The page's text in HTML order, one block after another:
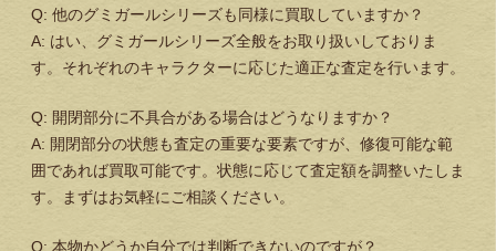
Q: 他のグミガールシリーズも同様に買取していますか？
A: はい、グミガールシリーズ全般をお取り扱いしておりま
す。それぞれのキャラクターに応じた適正な査定を行います。
Q: 開閉部分に不具合がある場合はどうなりますか？
A: 開閉部分の状態も査定の重要な要素ですが、修復可能な範
囲であれば買取可能です。状態に応じて査定額を調整いたしま
す。まずはお気軽にご相談ください。
Q: 本物かどうか自分では判断できないのですが？